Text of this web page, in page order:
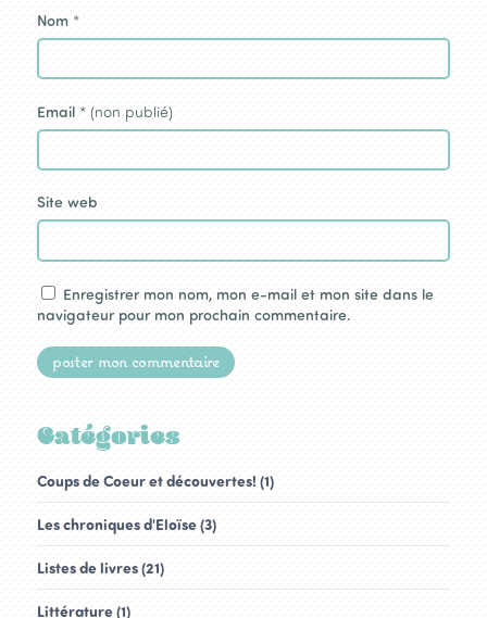
Nom *
Email * (non publié)
Site web
Enregistrer mon nom, mon e-mail et mon site dans le
navigateur pour mon prochain commentaire.
Catégories
Coups de Coeur et découvertes! (1)
Les chroniques d'Eloïse (3)
Listes de livres (21)
Littérature (1)